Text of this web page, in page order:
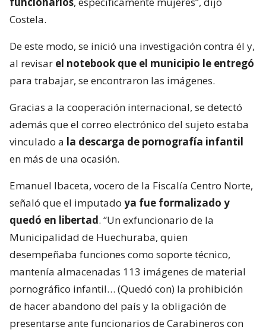
Costela.
De este modo, se inició una investigación contra él y,
al revisar el notebook que el municipio le entregó
para trabajar, se encontraron las imágenes.
Gracias a la cooperación internacional, se detectó
además que el correo electrónico del sujeto estaba
vinculado a la descarga de pornografía infantil
en más de una ocasión.
Emanuel Ibaceta, vocero de la Fiscalía Centro Norte,
señaló que el imputado ya fue formalizado y
quedó en libertad. “Un exfuncionario de la
Municipalidad de Huechuraba, quien
desempeñaba funciones como soporte técnico,
mantenía almacenadas 113 imágenes de material
pornográfico infantil… (Quedó con) la prohibición
de hacer abandono del país y la obligación de
presentarse ante funcionarios de Carabineros con